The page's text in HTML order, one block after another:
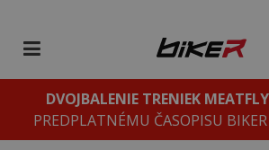
DVOJBALENIE TRENIEK MEATFLY
PREDPLATNÉMU ČASOPISU BIKER